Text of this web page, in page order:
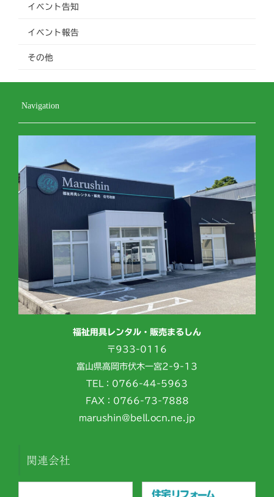
イベント告知
イベント報告
その他
Navigation
福祉用具レンタル・販売まるしん
〒933-0116
富山県高岡市伏木一宮2-9-13
TEL：0766-44-5963
FAX：0766-73-7888
marushin@bell.ocn.ne.jp
関連会社